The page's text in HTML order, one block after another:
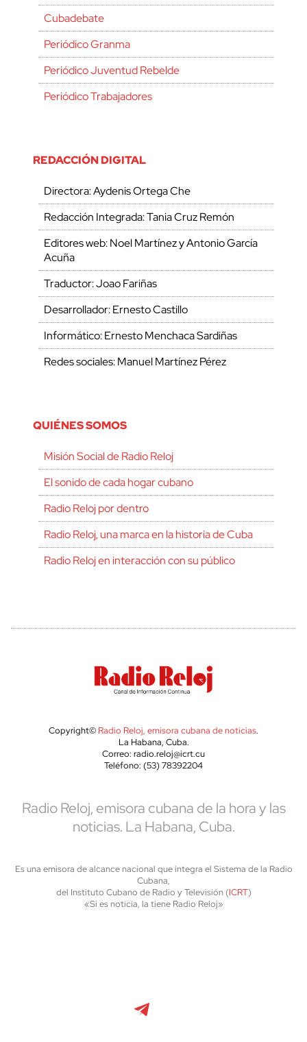
Cubadebate
Periódico Granma
Periódico Juventud Rebelde
Periódico Trabajadores
REDACCIÓN DIGITAL
Directora: Aydenis Ortega Che
Redacción Integrada: Tania Cruz Remón
Editores web: Noel Martínez y Antonio García
Acuña
Traductor: Joao Fariñas
Desarrollador: Ernesto Castillo
Informático: Ernesto Menchaca Sardiñas
Redes sociales: Manuel Martínez Pérez
QUIÉNES SOMOS
Misión Social de Radio Reloj
El sonido de cada hogar cubano
Radio Reloj por dentro
Radio Reloj, una marca en la historia de Cuba
Radio Reloj en interacción con su público
Copyright© Radio Reloj, emisora cubana de noticias.
La Habana, Cuba.
Correo: radio.reloj@icrt.cu
Teléfono: (53) 78392204
Radio Reloj, emisora cubana de la hora y las
noticias. La Habana, Cuba.
Es una emisora de alcance nacional que integra el Sistema de la Radio
Cubana,
del Instituto Cubano de Radio y Televisión (ICRT)
«Si es noticia, la tiene Radio Reloj»